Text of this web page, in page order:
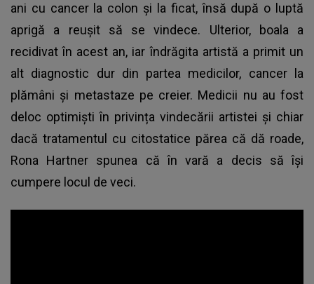
ani cu cancer la colon și la ficat, însă după o luptă
aprigă a reușit să se vindece. Ulterior, boala a
recidivat în acest an, iar îndrăgita artistă a primit un
alt diagnostic dur din partea medicilor, cancer la
plămâni și metastaze pe creier. Medicii nu au fost
deloc optimiști în privința vindecării artistei și chiar
dacă tratamentul cu citostatice părea că dă roade,
Rona Hartner spunea că în vară a decis să își
cumpere locul de veci.